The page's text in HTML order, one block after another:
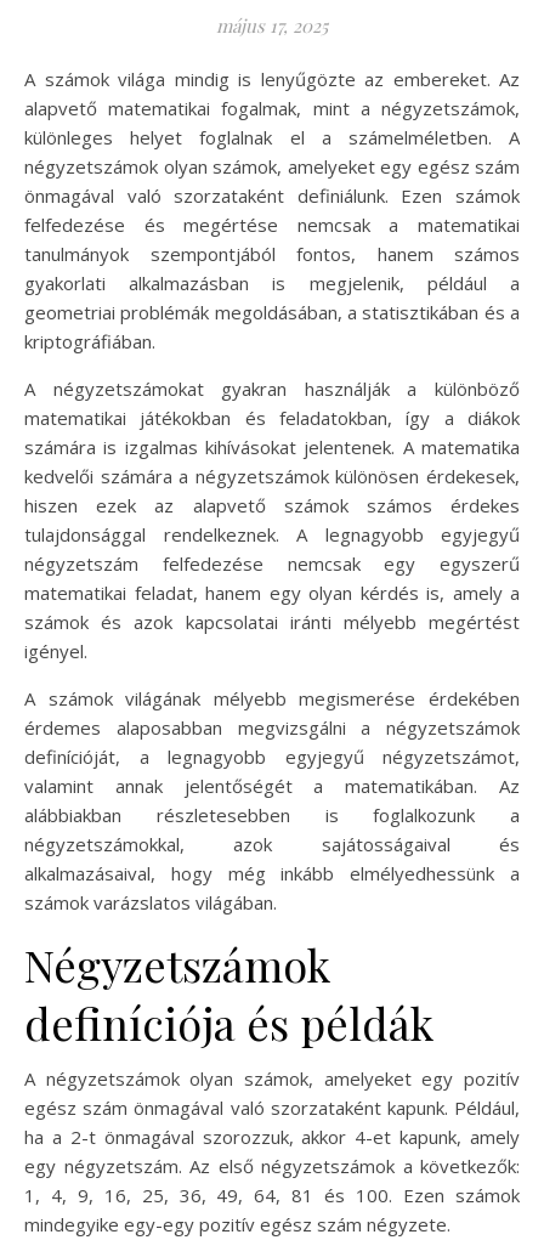
május 17, 2025
A számok világa mindig is lenyűgözte az embereket. Az
alapvető matematikai fogalmak, mint a négyzetszámok,
különleges helyet foglalnak el a számelméletben. A
négyzetszámok olyan számok, amelyeket egy egész szám
önmagával való szorzataként definiálunk. Ezen számok
felfedezése és megértése nemcsak a matematikai
tanulmányok szempontjából fontos, hanem számos
gyakorlati alkalmazásban is megjelenik, például a
geometriai problémák megoldásában, a statisztikában és a
kriptográfiában.
A négyzetszámokat gyakran használják a különböző
matematikai játékokban és feladatokban, így a diákok
számára is izgalmas kihívásokat jelentenek. A matematika
kedvelői számára a négyzetszámok különösen érdekesek,
hiszen ezek az alapvető számok számos érdekes
tulajdonsággal rendelkeznek. A legnagyobb egyjegyű
négyzetszám felfedezése nemcsak egy egyszerű
matematikai feladat, hanem egy olyan kérdés is, amely a
számok és azok kapcsolatai iránti mélyebb megértést
igényel.
A számok világának mélyebb megismerése érdekében
érdemes alaposabban megvizsgálni a négyzetszámok
definícióját, a legnagyobb egyjegyű négyzetszámot,
valamint annak jelentőségét a matematikában. Az
alábbiakban részletesebben is foglalkozunk a
négyzetszámokkal, azok sajátosságaival és
alkalmazásaival, hogy még inkább elmélyedhessünk a
számok varázslatos világában.
Négyzetszámok
definíciója és példák
A négyzetszámok olyan számok, amelyeket egy pozitív
egész szám önmagával való szorzataként kapunk. Például,
ha a 2-t önmagával szorozzuk, akkor 4-et kapunk, amely
egy négyzetszám. Az első négyzetszámok a következők:
1, 4, 9, 16, 25, 36, 49, 64, 81 és 100. Ezen számok
mindegyike egy-egy pozitív egész szám négyzete.